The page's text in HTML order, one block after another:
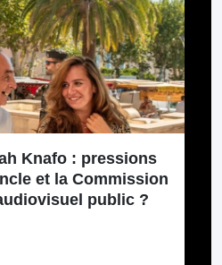
Knafo : pressions
et la Commission
public ?